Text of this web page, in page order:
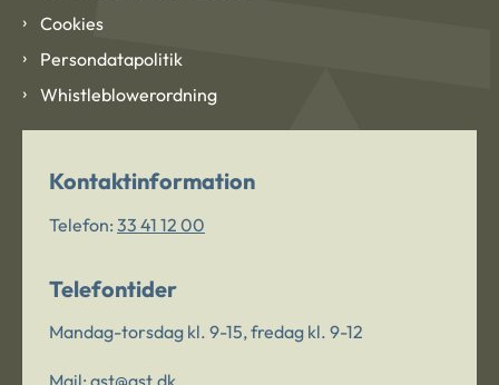
Cookies
Persondatapolitik
Whistleblowerordning
Kontaktinformation
Telefon: 33 41 12 00
Telefontider
Mandag-torsdag kl. 9-15, fredag kl. 9-12